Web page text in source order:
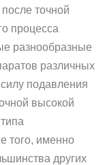
точной
процесса
разнообразные
различных
подавления
высокой
того, именно
других